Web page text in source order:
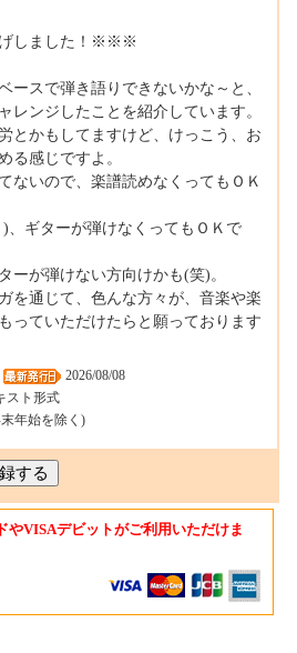
しました！※※※
ースで弾き語りできないかな～と、
レンジしたことを紹介しています。
とかもしてますけど、けっこう、お
る感じですよ。
ないので、楽譜読めなくってもＯＫ
)、ギターが弾けなくってもＯＫで
ーが弾けない方向けかも(笑)。
を通じて、色んな方々が、音楽や楽
っていただけたらと願っております
2026/08/08
スト形式
年始を除く)
やVISAデビットがご利用いただけま